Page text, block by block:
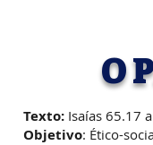
O
Texto: Isaías 65.17
Objetivo: Ético-